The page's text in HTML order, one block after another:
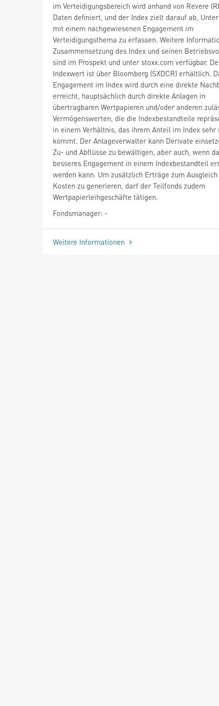
im Verteidigungsbereich wird anhand von Revere
Daten definiert, und der Index zielt darauf ab,
mit einem nachgewiesenen Engagement im
Verteidigungsthema zu erfassen. Weitere
Zusammensetzung des Index und seinen
sind im Prospekt und unter stoxx.com verfügbar.
Indexwert ist über Bloomberg (SXDCR) erhältlich.
Engagement im Index wird durch eine direkte
erreicht, hauptsächlich durch direkte Anlagen in
übertragbaren Wertpapieren und/oder anderen
Vermögenswerten, die die Indexbestandteile
in einem Verhältnis, das ihrem Anteil im Index sehr
kommt. Der Anlageverwalter kann Derivate
Zu- und Abflüsse zu bewältigen, aber auch, wenn
besseres Engagement in einem Indexbestandteil
werden kann. Um zusätzlich Erträge zum
Kosten zu generieren, darf der Teilfonds zudem
Wertpapierleihgeschäfte tätigen.
Fondsmanager: -
Weitere Informationen